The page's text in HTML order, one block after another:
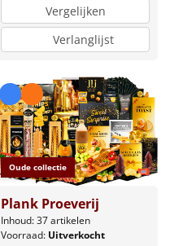
Vergelijken
Verlanglijst
Oude collectie
Plank Proeverij
Inhoud: 37 artikelen
Voorraad: Uitverkocht